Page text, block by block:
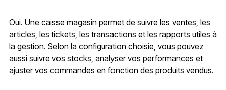
Oui. Une caisse magasin permet de suivre les ventes, les
articles, les tickets, les transactions et les rapports utiles à
la gestion. Selon la configuration choisie, vous pouvez
aussi suivre vos stocks, analyser vos performances et
ajuster vos commandes en fonction des produits vendus.